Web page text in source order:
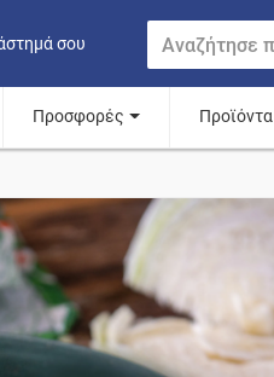
σου
Προσφορές Προϊόντα